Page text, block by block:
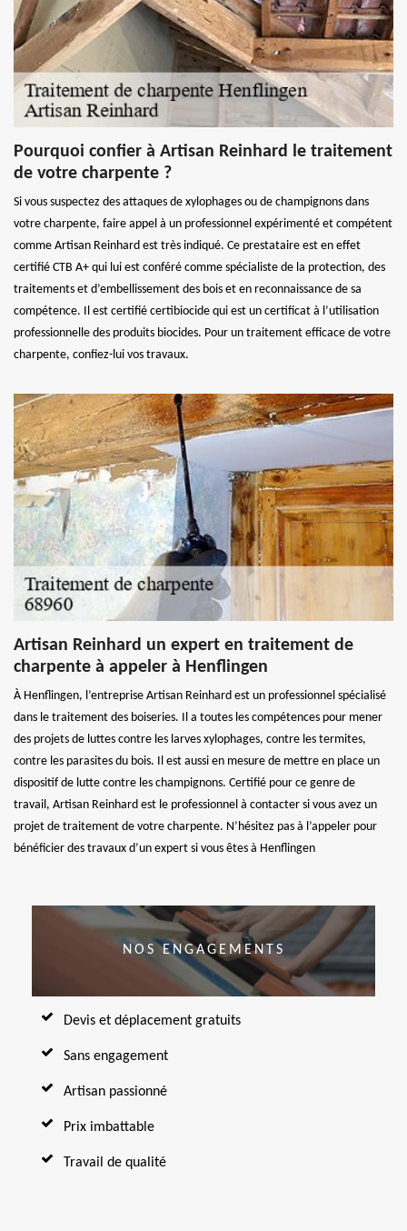
Pourquoi confier à Artisan Reinhard le traitement
de votre charpente ?
Si vous suspectez des attaques de xylophages ou de champignons dans
votre charpente, faire appel à un professionnel expérimenté et compétent
comme Artisan Reinhard est très indiqué. Ce prestataire est en effet
certifié CTB A+ qui lui est conféré comme spécialiste de la protection, des
traitements et d’embellissement des bois et en reconnaissance de sa
compétence. Il est certifié certibiocide qui est un certificat à l’utilisation
professionnelle des produits biocides. Pour un traitement efficace de votre
charpente, confiez-lui vos travaux.
Artisan Reinhard un expert en traitement de
charpente à appeler à Henflingen
À Henflingen, l’entreprise Artisan Reinhard est un professionnel spécialisé
dans le traitement des boiseries. Il a toutes les compétences pour mener
des projets de luttes contre les larves xylophages, contre les termites,
contre les parasites du bois. Il est aussi en mesure de mettre en place un
dispositif de lutte contre les champignons. Certifié pour ce genre de
travail, Artisan Reinhard est le professionnel à contacter si vous avez un
projet de traitement de votre charpente. N’hésitez pas à l’appeler pour
bénéficier des travaux d’un expert si vous êtes à Henflingen
NOS ENGAGEMENTS
Devis et déplacement gratuits
Sans engagement
Artisan passionné
Prix imbattable
Travail de qualité